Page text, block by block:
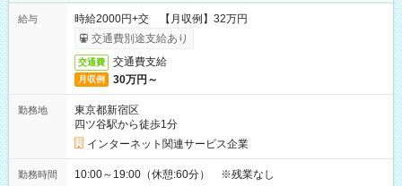
給与
時給2000円+交 【月収例】32万円
交通費別途支給あり
交通費 交通費支給
月収例 30万円～
勤務地
東京都新宿区
四ツ谷駅から徒歩1分
インターネット関連サービス企業
勤務時間 10:00～19:00（休憩:60分） ※残業なし